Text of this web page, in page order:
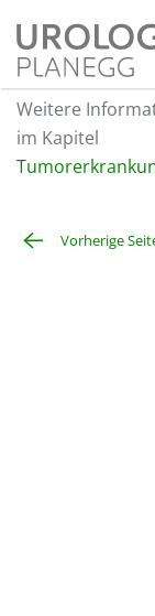
Skip
to
main
content
Weitere
im Kapitel
Vorherige